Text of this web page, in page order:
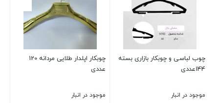
لباسی و چوبکار بازاری بسته
در انبار
چوبکار اپلدار طلایی مردانه 120
موجود در انبار